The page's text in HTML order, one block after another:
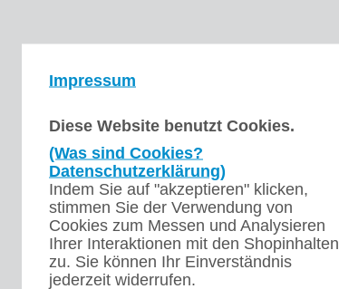
Impressum
Diese Website benutzt Cookies.
(Was sind Cookies?
Datenschutzerklärung)
Indem Sie auf "akzeptieren" klicken,
stimmen Sie der Verwendung von
Cookies zum Messen und Analysieren
Ihrer Interaktionen mit den Shopinhalten
zu. Sie können Ihr Einverständnis
jederzeit widerrufen.